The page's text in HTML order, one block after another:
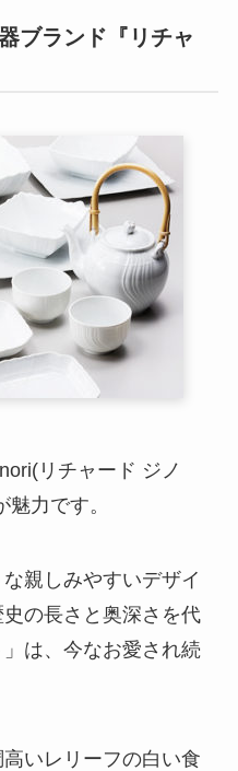
ブランド『リチャ
リチャード ジノ
力です。
親しみやすいデザイ
の長さと奥深さを代
は、今なお愛され続
いレリーフの白い食